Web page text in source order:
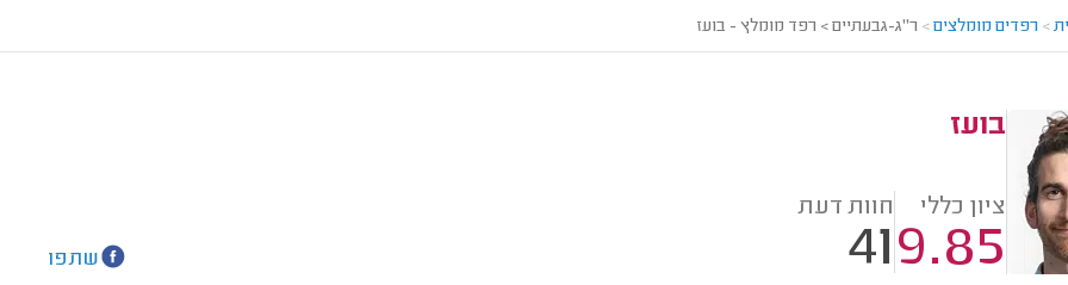
> רפדים מומלצים> ר"ג-גבעתיים > רפד מומלץ - בועז
בועז
ציון כללי
9.85
חוות דעת
41 שתפו